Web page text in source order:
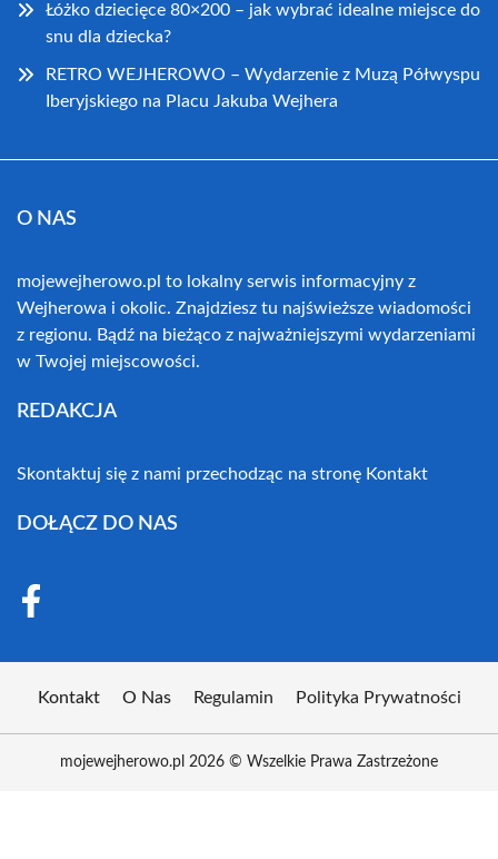
Łóżko dziecięce 80×200 – jak wybrać idealne miejsce do
snu dla dziecka?
RETRO WEJHEROWO – Wydarzenie z Muzą Półwyspu
Iberyjskiego na Placu Jakuba Wejhera
O NAS
mojewejherowo.pl to lokalny serwis informacyjny z
Wejherowa i okolic. Znajdziesz tu najświeższe wiadomości
z regionu. Bądź na bieżąco z najważniejszymi wydarzeniami
w Twojej miejscowości.
REDAKCJA
Skontaktuj się z nami przechodząc na stronę Kontakt
DOŁĄCZ DO NAS
Kontakt O Nas Regulamin Polityka Prywatności
mojewejherowo.pl 2026 © Wszelkie Prawa Zastrzeżone